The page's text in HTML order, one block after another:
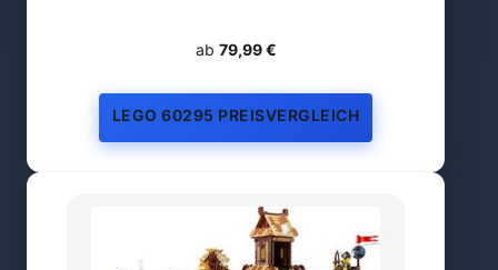
ab 79,99 €
LEGO 60295 PREISVERGLEICH